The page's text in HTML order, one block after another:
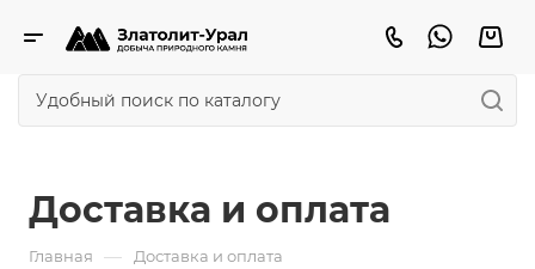
Доставка и оплата
Главная — Доставка и оплата